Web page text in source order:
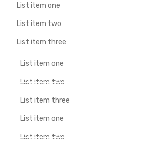
List item one
List item two
List item three
List item one
List item two
List item three
List item one
List item two